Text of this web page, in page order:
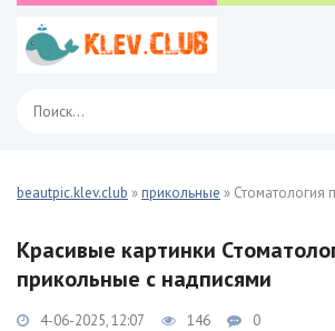
beautpic.klev.club »прикольные » Стоматология
Красивые картинки
прикольные с надписями
4-06-2025, 12:07 146 0